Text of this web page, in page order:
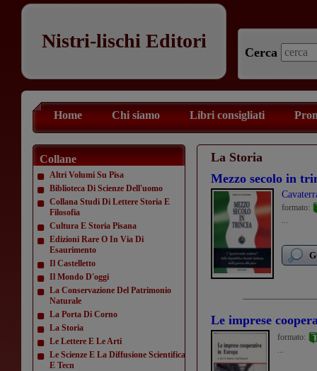
Nistri-lischi Editori
Cerca
Home Chi siamo Libri consigliati
Collane
Altri Volumi Su Pisa
Biblioteca Di Scienze Dell'uomo
Collana Studi Di Lettere Storia E
Filosofia
Cultura E Storia Pisana
Edizioni Rare O In Via Di
Esaurimento
Il Castelletto
Il Mondo D'oggi
La Conservazione Del Patrimonio
Naturale
La Porta Di Corno
La Storia
Le Lettere E Le Arti
Le Scienze E La Diffusione Scientifica
E Tecn
La Storia
Mezzo secolo in
formato:
...
Le imprese
formato:
...